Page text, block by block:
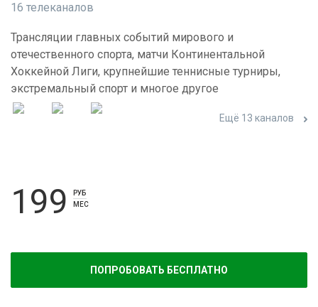
16 телеканалов
Трансляции главных событий мирового и
отечественного спорта, матчи Континентальной
Хоккейной Лиги, крупнейшие теннисные турниры,
экстремальный спорт и многое другое
Ещё 13 каналов
199
РУБ
МЕС
ПОПРОБОВАТЬ БЕСПЛАТНО